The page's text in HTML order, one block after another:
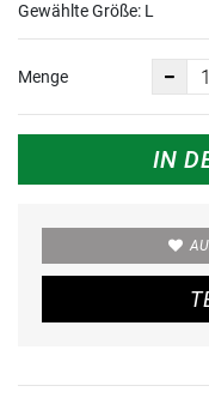
Gewählte Größe: L
Menge
IN